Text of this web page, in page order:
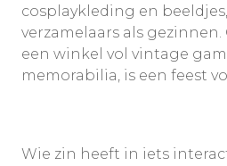
cosplaykleding en
verzamelaars als
een winkel vol vintage
memorabilia, is een feest
Wie zin heeft in iets